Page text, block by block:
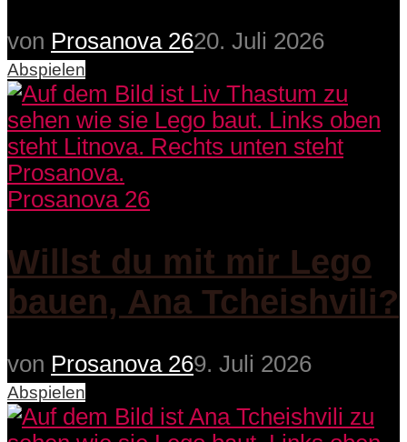
von Prosanova 2620. Juli 2026
Abspielen
Prosanova 26
Willst du mit mir Lego
bauen, Ana Tcheishvili?
von Prosanova 269. Juli 2026
Abspielen